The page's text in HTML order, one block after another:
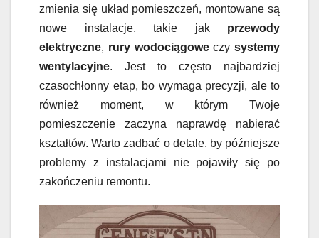
zmienia się układ pomieszczeń, montowane są
nowe instalacje, takie jak przewody
elektryczne, rury wodociągoweczy systemy
wentylacyjne. Jest to często najbardziej
czasochłonny etap, bo wymaga precyzji, ale to
również moment, w którym Twoje
pomieszczenie zaczyna naprawdę nabierać
kształtów. Warto zadbać o detale, by późniejsze
problemy z instalacjami nie pojawiły się po
zakończeniu remontu.